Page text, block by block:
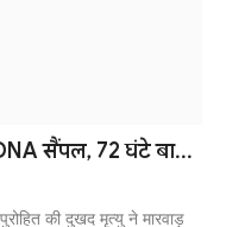
सैंपल, 72 घंटे बा...
की दुखद मृत्यु ने मारवाड़